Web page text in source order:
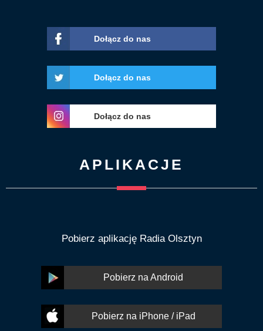
Dołącz do nas
Dołącz do nas
Dołącz do nas
APLIKACJE
Pobierz aplikację Radia Olsztyn
Pobierz na Android
Pobierz na iPhone / iPad